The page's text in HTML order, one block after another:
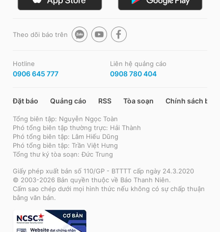
Theo dõi báo trên
Hotline
0906 645 777
Liên hệ quảng cáo
0908 780 404
Đặt báo Quảng cáo RSS Tòa soạn Chính sách bảo
Tổng biên tập: Nguyễn Ngọc Toàn
Phó tổng biên tập thường trực: Hải Thành
Phó tổng biên tập: Lâm Hiếu Dũng
Phó tổng biên tập: Trần Việt Hưng
Tổng thư ký tòa soạn: Đức Trung
Giấy phép xuất bản số 110/GP - BTTTT cấp ngày 24.3.2020
© 2003-2026 Bản quyền thuộc về Báo Thanh Niên.
Cấm sao chép dưới mọi hình thức nếu không có sự chấp thuận
bằng văn bản.